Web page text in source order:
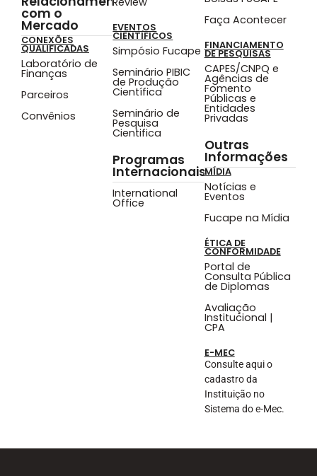
com o
Mercado
CONEXÕES
QUALIFICADAS
Laboratório de
Finanças
Parceiros
Convênios
EVENTOS
CIENTÍFICOS
Simpósio Fucape
Seminário PIBIC
de Produção
Científica
Seminário de
Pesquisa
Cientifica
Programas
Internacionais
International
Office
Faça Acontecer
FINANCIAMENTO
DE PESQUISAS
CAPES/CNPQ e
Agências de
Fomento
Públicas e
Entidades
Privadas
Outras
Informações
MÍDIA
Notícias e
Eventos
Fucape na Mídia
ÉTICA DE
CONFORMIDADE
Portal de
Consulta Pública
de Diplomas
Avaliação
Institucional |
CPA
E-MEC
Consulte aqui o
cadastro da
Instituição no
Sistema do e-Mec.